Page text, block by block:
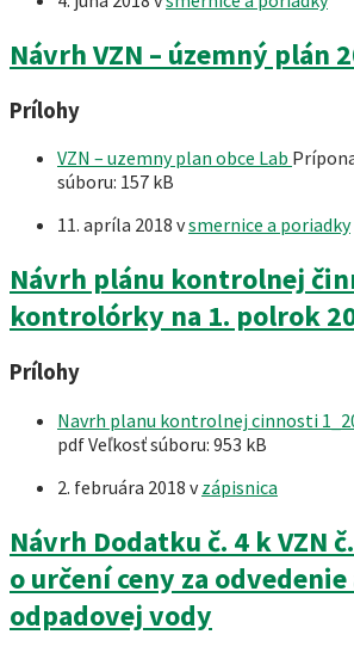
Návrh VZN – územný plán
Prílohy
VZN – uzemny plan obce Lab
súboru: 157 kB
11. apríla 2018 vsmernice a poriadky
Návrh plánu kontrolnej
kontrolórky na 1. polrok
Prílohy
Navrh planu kontrolnej cinnosti
pdfVeľkosť súboru: 953 kB
2. februára 2018 vzápisnica
Návrh Dodatku č. 4 k VZN
o určení ceny za
odpadovej vody